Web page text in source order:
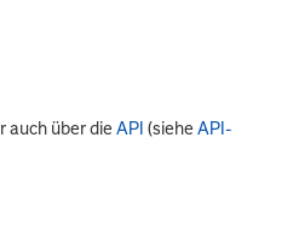
auch über dieAPI (sieheAPI-